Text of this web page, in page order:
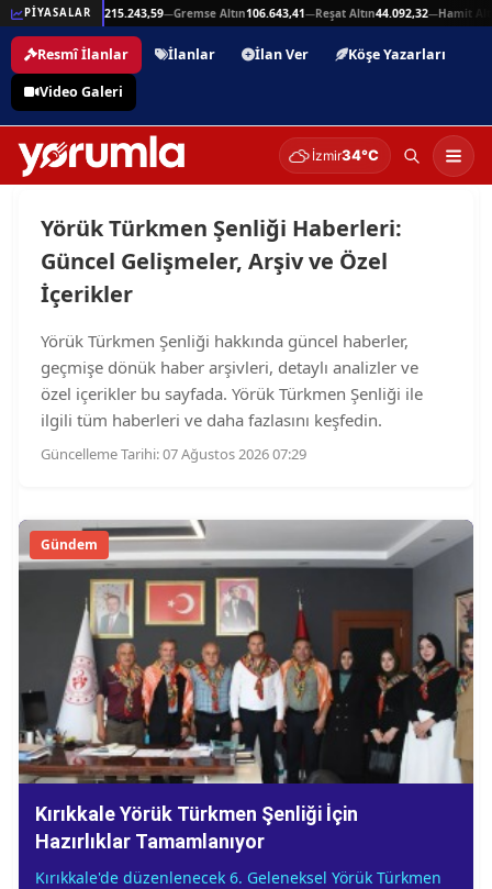
PİYASALAR
—Beşli Altın 215.243,59—Gremse Altın106.643,41—Reşat Altın44.092,32—Hamit
Resmî İlanlar İlanlar İlan Ver
Köşe Yazarları
Video Galeri
İzmir34°C
Yörük Türkmen Şenliği Haberleri:
Güncel Gelişmeler, Arşiv ve Özel
İçerikler
Yörük Türkmen Şenliği hakkında güncel haberler,
geçmişe dönük haber arşivleri, detaylı analizler ve
özel içerikler bu sayfada. Yörük Türkmen Şenliği ile
ilgili tüm haberleri ve daha fazlasını keşfedin.
Güncelleme Tarihi: 07 Ağustos 2026 07:29
Gündem
Kırıkkale Yörük Türkmen Şenliği İçin
Hazırlıklar Tamamlanıyor
Kırıkkale'de düzenlenecek 6. Geleneksel Yörük Türkmen